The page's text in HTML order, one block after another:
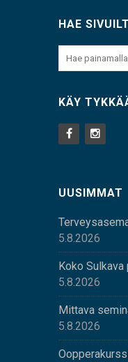
HAE
KÄY
UUSIMMAT
5.8.2026
Koko
5.8.2026
Mittava
5.8.2026